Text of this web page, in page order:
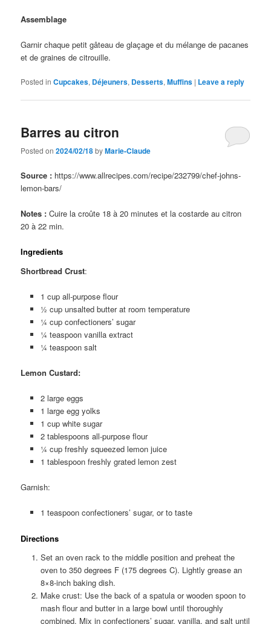
Assemblage
Garnir chaque petit gâteau de glaçage et du mélange de pacanes
et de graines de citrouille.
Posted in Cupcakes, Déjeuners, Desserts,Muffins | Leave a reply
Barres au citron
Posted on2024/02/18byMarie-Claude
Source : https://www.allrecipes.com/recipe/232799/chef-johns-
lemon-bars/
Notes : Cuire la croûte 18 à 20 minutes et la costarde au citron
20 à 22 min.
Ingredients
Shortbread Crust:
1 cup all-purpose flour
½ cup unsalted butter at room temperature
¼ cup confectioners’ sugar
¼ teaspoon vanilla extract
¼ teaspoon salt
Lemon Custard:
2 large eggs
1 large egg yolks
1 cup white sugar
2 tablespoons all-purpose flour
¼ cup freshly squeezed lemon juice
1 tablespoon freshly grated lemon zest
Garnish:
1 teaspoon confectioners’ sugar, or to taste
Directions
Set an oven rack to the middle position and preheat the
oven to 350 degrees F (175 degrees C). Lightly grease an
8×8-inch baking dish.
Make crust: Use the back of a spatula or wooden spoon to
mash flour and butter in a large bowl until thoroughly
combined. Mix in confectioners’ sugar, vanilla, and salt until